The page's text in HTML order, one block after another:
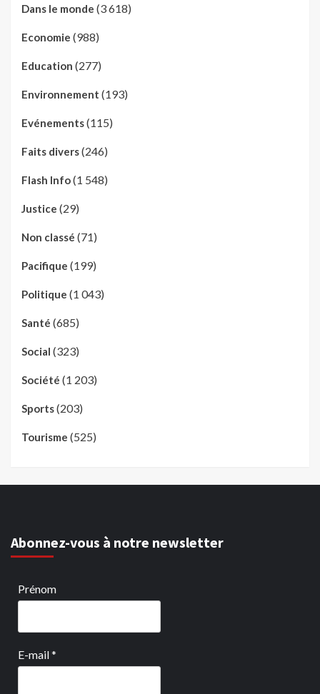
Dans le monde (3 618)
Economie (988)
Education (277)
Environnement (193)
Evénements(115)
Faits divers(246)
Flash Info(1 548)
Justice (29)
Non classé (71)
Pacifique (199)
Politique (1 043)
Santé (685)
Social (323)
Société (1 203)
Sports(203)
Tourisme (525)
Abonnez-vous à notre newsletter
Prénom
E-mail*